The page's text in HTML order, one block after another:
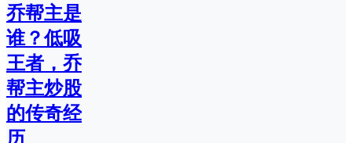
乔帮主是
谁？低吸
王者，乔
帮主炒股
的传奇经
历